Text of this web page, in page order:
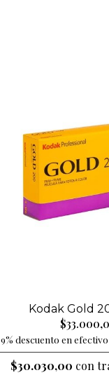
Kodak Gold
9% descuento en
$30.030,00 con